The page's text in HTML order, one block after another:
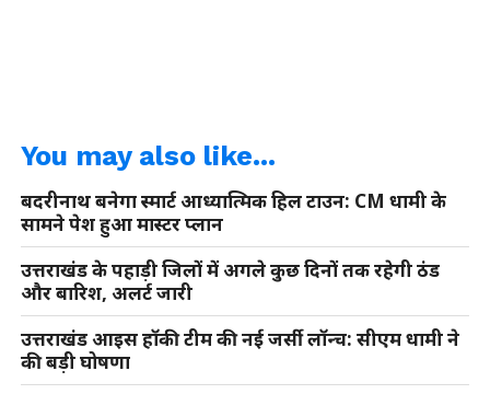
You may also like...
बदरीनाथ बनेगा स्मार्ट आध्यात्मिक हिल टाउन: CM धामी के
सामने पेश हुआ मास्टर प्लान
उत्तराखंड के पहाड़ी जिलों में अगले कुछ दिनों तक रहेगी ठंड
और बारिश, अलर्ट जारी
उत्तराखंड आइस हॉकी टीम की नई जर्सी लॉन्च: सीएम धामी ने
की बड़ी घोषणा